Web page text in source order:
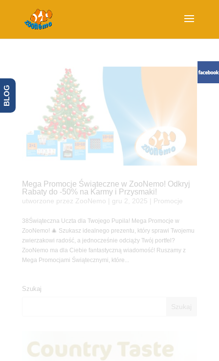
Mega Promocje Świąteczne w ZooNemo! Odkryj
Rabaty do -50% na Karmy i Przysmaki!
utworzone przez ZooNemo gru 2, 2025 Promocje
38Świąteczna Uczta dla Twojego Pupila! Mega Promocje w
ZooNemo! 🎄 Szukasz idealnego prezentu, który sprawi Twojemu
zwierzakowi radość, a jednocześnie odciąży Twój portfel?
ZooNemo ma dla Ciebie fantastyczną wiadomość! Ruszamy z
Mega Promocjami Świątecznymi, które...
Szukaj
BLOG